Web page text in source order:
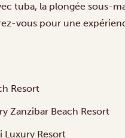
tuba, la plongée sous-
vous pour une
Resort
Zanzibar Beach Resort
Luxury Resort